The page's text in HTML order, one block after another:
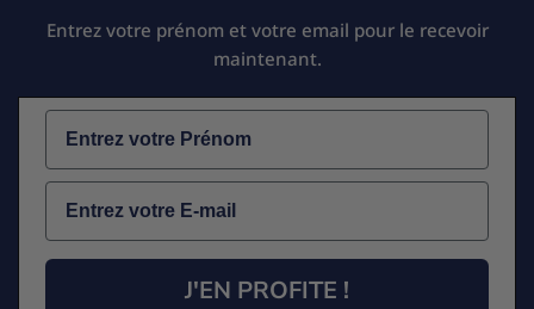
Entrez votre prénom et votre email pour le recevoir
maintenant.
Name
Email
J'EN PROFITE !